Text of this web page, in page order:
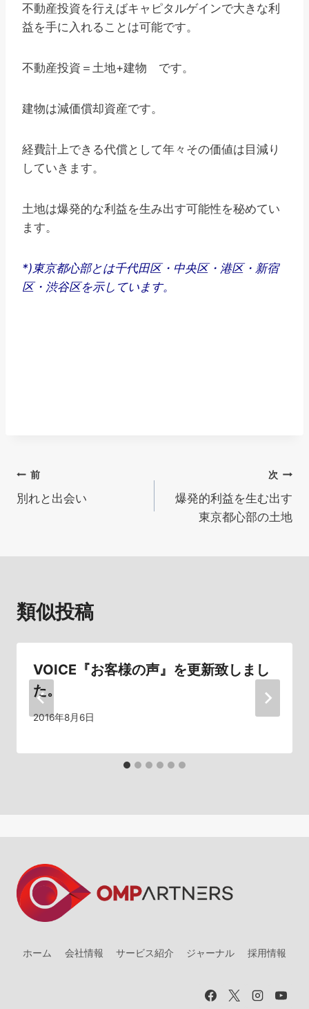
不動産投資を行えばキャピタルゲインで大きな利
益を手に入れることは可能です。
不動産投資＝土地+建物 です。
建物は減価償却資産です。
経費計上できる代償として年々その価値は目減り
していきます。
土地は爆発的な利益を生み出す可能性を秘めてい
ます。
*)東京都心部とは千代田区・中央区・港区・新宿
区・渋谷区を示しています。
投
稿
ー
ョ
ン
前
別れと出会い
次
爆発的利益を生む出す
東京都心部の土地
類似投稿
VOICE『お客様の声』を更新致しまし
た。
2016年8月6日
ホーム 会社情報 サービス紹介 ジャーナル 採用情報